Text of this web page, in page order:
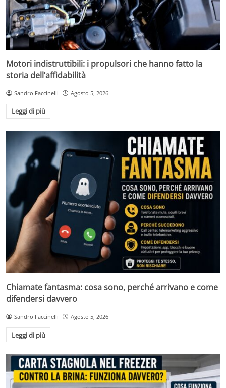
Motori indistruttibili: i propulsori che hanno fatto la
storia dell’affidabilità
Sandro Faccinelli Agosto 5, 2026
Leggi di più
Chiamate fantasma: cosa sono, perché arrivano e come
difendersi davvero
Sandro Faccinelli Agosto 5, 2026
Leggi di più